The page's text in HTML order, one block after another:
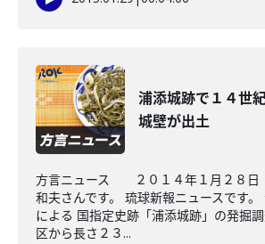
浦添城跡で１４世
城壁が出土
方言ニュース ２０１４年１月２８日
和夫さんです。 琉球新報ニュースです
による 国指定史跡「浦添城跡」の発掘
区から長さ２３...